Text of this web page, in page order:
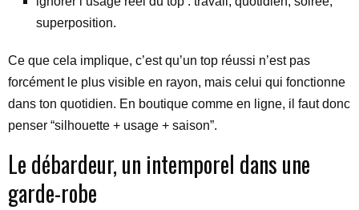
superposition.
Ce que cela implique, c’est qu’un top réussi n’est pas
forcément le plus visible en rayon, mais celui qui fonctionne
dans ton quotidien. En boutique comme en ligne, il faut donc
penser “silhouette + usage + saison”.
Le débardeur, un intemporel dans une
garde-robe